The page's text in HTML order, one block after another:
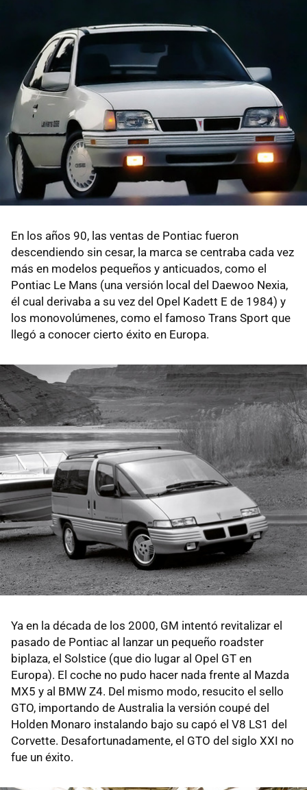
En los años 90, las ventas de Pontiac fueron
descendiendo sin cesar, la marca se centraba cada vez
más en modelos pequeños y anticuados, como el
Pontiac Le Mans (una versión local del Daewoo Nexia,
él cual derivaba a su vez del Opel Kadett E de 1984) y
los monovolúmenes, como el famoso Trans Sport que
llegó a conocer cierto éxito en Europa.
Ya en la década de los 2000, GM intentó revitalizar el
pasado de Pontiac al lanzar un pequeño roadster
biplaza, el Solstice (que dio lugar al Opel GT en
Europa). El coche no pudo hacer nada frente al Mazda
MX5 y al BMW Z4. Del mismo modo, resucito el sello
GTO, importando de Australia la versión coupé del
Holden Monaro instalando bajo su capó el V8 LS1 del
Corvette. Desafortunadamente, el GTO del siglo XXI no
fue un éxito.